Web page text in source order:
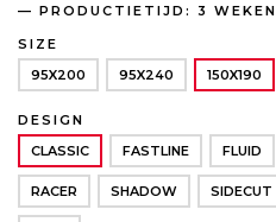
— PRODUCTIETIJD: 3 WEKEN
SIZE
95X200
95X240 150X190
DESIGN
CLASSIC
FASTLINE FLUID
RACER SHADOW SIDECUT